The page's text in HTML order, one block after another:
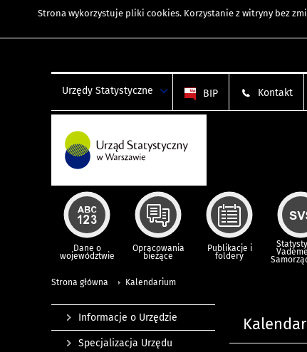
Strona wykorzystuje pliki cookies. Korzystanie z witryny bez
Urzędy Statystyczne BIP Kontakt
Dane o
województwie
Opracowania
bieżące
Publikacje i
foldery
Strona główna Kalendarium
Informacje o Urzędzie
Specjalizacja Urzędu